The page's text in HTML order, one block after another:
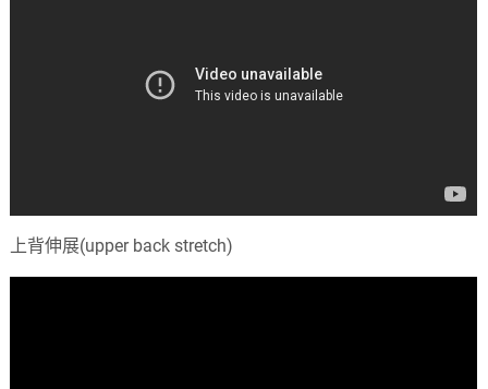
上背伸展(upper back stretch)